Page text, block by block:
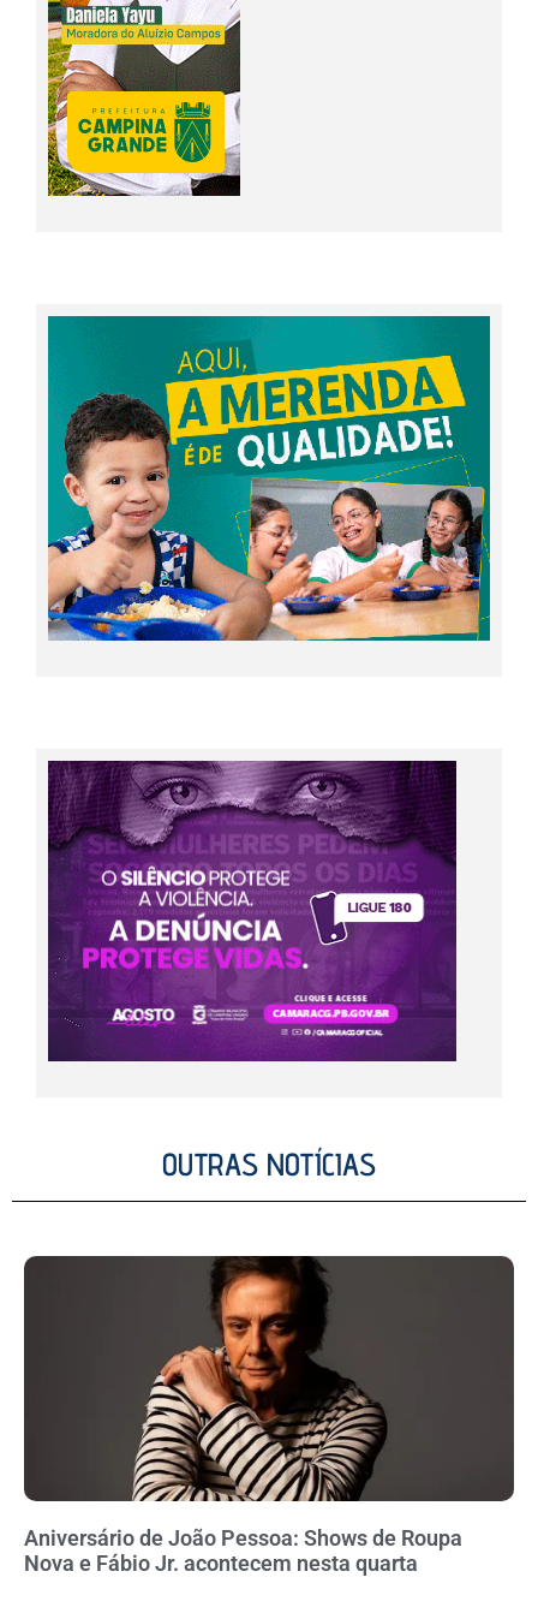
OUTRAS NOTÍCIAS
Aniversário de João Pessoa: Shows de Roupa
Nova e Fábio Jr. acontecem nesta quarta